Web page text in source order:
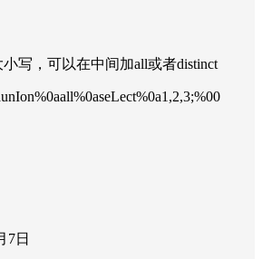
小写，可以在中间加all或者distinct
7日